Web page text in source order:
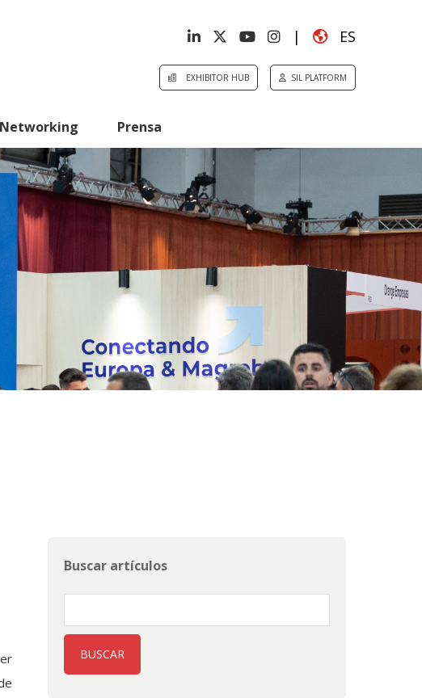
| ES
EXHIBITOR HUB SIL PLATFORM
Networking Prensa
Buscar artículos
BUSCAR